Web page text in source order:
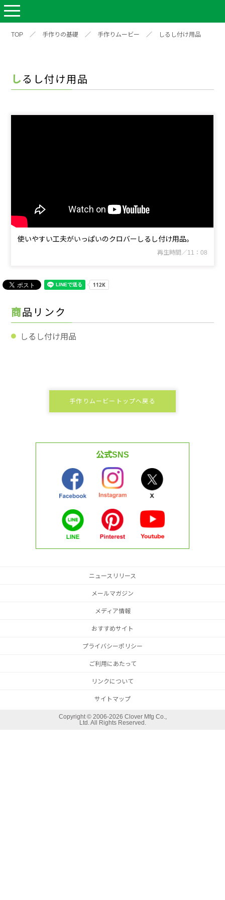
TOP ／ 手作りの基礎 ／ 手作りムービー ／ しるし付け用品
しるし付け用品
使いやすい工夫がいっぱいのクロバーしるし付け用品。
再生時間／11：08
商品リンク
しるし付け用品
手作りムービートップへ戻る
公式SNS
ニュースリリース
メールマガジン
メディア情報
おすすめサイト
プライバシーポリシー
ご利用にあたって
リンクについて
サイトマップ
Copyright © 2006-2026 Clover Mfg Co.,
Ltd. All Rights Reserved.